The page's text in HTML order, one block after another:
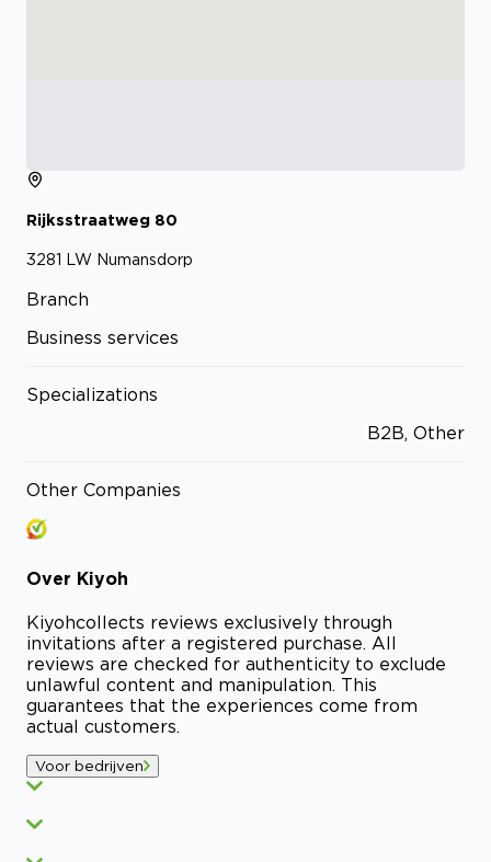
Rijksstraatweg 80
3281 LW Numansdorp
Branch
Business services
Specializations
B2B, Other
Other Companies
Over Kiyoh
Kiyohcollects reviews exclusively through
invitations after a registered purchase. All
reviews are checked for authenticity to exclude
unlawful content and manipulation. This
guarantees that the experiences come from
actual customers.
Voor bedrijven